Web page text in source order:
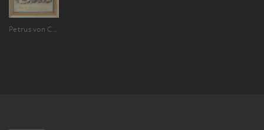
Petrus von Chateauneuf mit Kreuz und Märtyrerpalme und zwei das Ketzertum versinnbildlichende Figuren